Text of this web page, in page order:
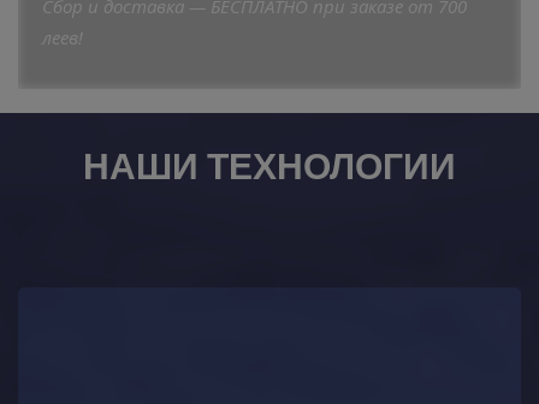
Сбор и доставка — БЕСПЛАТНО при заказе от 700
леев!
НАШИ ТЕХНОЛОГИИ